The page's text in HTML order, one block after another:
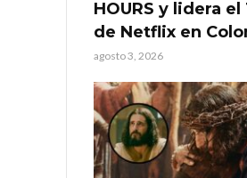
HOURS y lidera el
de Netflix en
agosto 3, 2026